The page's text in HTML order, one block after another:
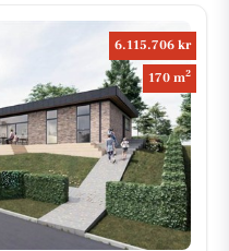
6.115.706 kr
170 m2